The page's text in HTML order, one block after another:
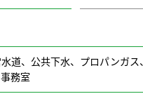
道、公共下水、プロパンガ
事務室